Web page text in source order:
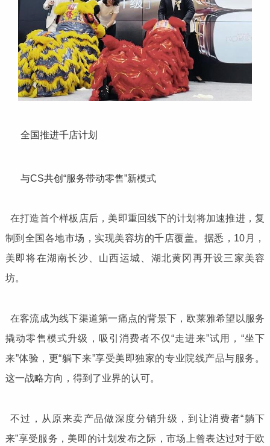
全国推进千店计划
与CS共创“服务带动零售”新模式
在打造首个样板店后，美即重回线下的计划将加速推进，复
制到全国各地市场，实现美容坊的千店覆盖。据悉，10月，
美即将在湖南长沙、山西运城、湖北黄冈再开设三家美容
坊。
在客流成为线下渠道第一痛点的背景下，欧莱雅希望以服务
撬动零售模式升级，吸引消费者不仅“走进来”试用，“坐下
来”体验，更“躺下来”享受美即独家的专业院线产品与服务。
这一战略方向，得到了业界的认可。
不过，从原来卖产品做深度分销升级，到让消费者“躺下
来”享受服务，美即的计划发布之际，市场上曾表达过对于欧